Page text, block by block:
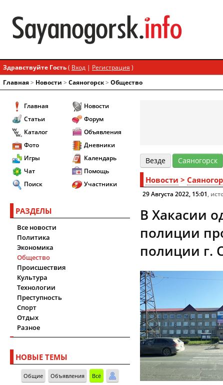
Здравствуйте Гость( Вход | Регистрация )
Главная> Новости > Cаяногорск> Общество
Главная
Статьи
Каталог
Фото
Игры
Чат
Поиск
Новости
Форум
Объявления
Дневники
Календарь
Помощь
Участники
РАЗДЕЛЫ
Все новости
Политика
Экономика
Общество
Происшествия
Культура
Технологии
Преступность
Спорт
Отдых
Разное
НОВЫЕ ТЕМЫ
Общие Объявления Всё
Везде Cаяногорск
Новости >
29 Августа 2022, 15:01,
В Хакасии
полиции
полиции г.